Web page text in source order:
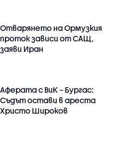
Отварянето на Ормузкия
проток зависи от САЩ,
заяви Иран
Аферата с ВиК – Бургас:
Съдът остави в ареста
Христо Широков